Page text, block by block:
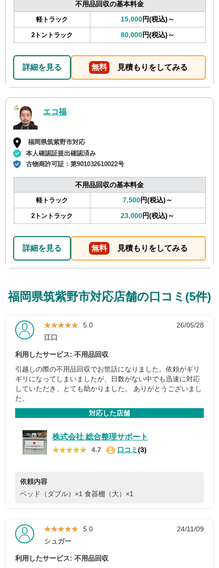
不用品回収の基本料金
軽トラック 15,000円(税込)～
2トントラック 80,000円(税込)～
詳細を見る 無料 見積もりをしてみる
エコ福
福岡県筑紫野市対応
本人確認証提出確認済み
古物商許可証：第901032610022号
不用品回収の基本料金
軽トラック 7,500円(税込)～
2トントラック 23,000円(税込)～
詳細を見る 無料 見積もりをしてみる
福岡県筑紫野市対応店舗の口コミ(5件)
★★★★★
★★★★★ 5.0
26/05/28
江口
利用したサービス: 不用品回収
引越しの際の不用品回収でお世話になりました。依頼がギリ
ギリになってしまいましたが、日数がない中でも迅速に対応
していただき、とても助かりました。 ありがとうございまし
た。
対応した店舗
株式会社 総合整理サポート
★★★★★
★★★★★ 4.7 口コミ (3)
依頼内容
ベッド（ダブル）×1 食器棚（大）×1
★★★★★
★★★★★ 5.0
24/11/09
シュガー
利用したサービス: 不用品回収